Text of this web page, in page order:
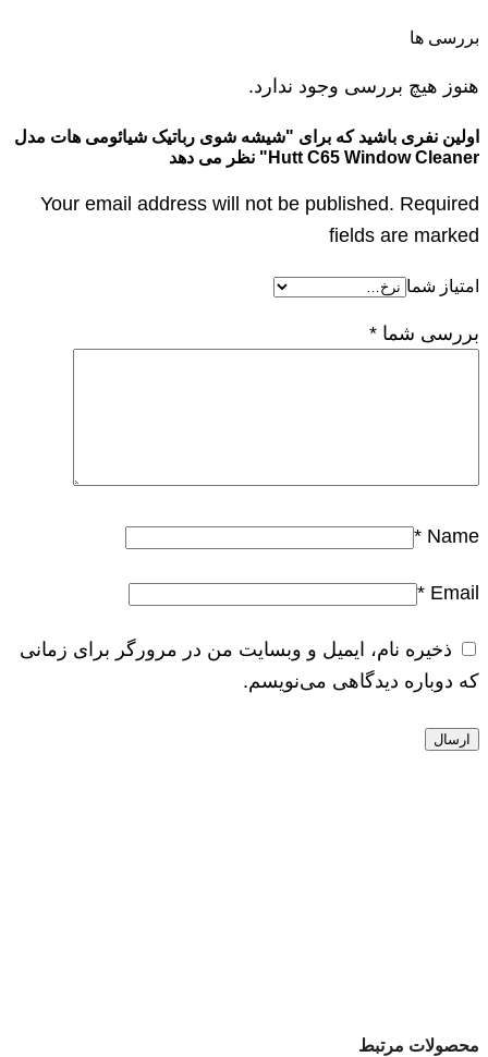
بررسی ها
هنوز هیچ بررسی وجود ندارد.
اولین نفری باشید که برای "شیشه شوی رباتیک شیائومی هات مدل
Hutt C65 Window Cleaner" نظر می دهد
Your email address will not be published. Required
fields are marked
امتیاز شما
بررسی شما *
Name
*
Email
*
ذخیره نام، ایمیل و وبسایت من در مرورگر برای زمانی
که دوباره دیدگاهی می‌نویسم.
محصولات مرتبط